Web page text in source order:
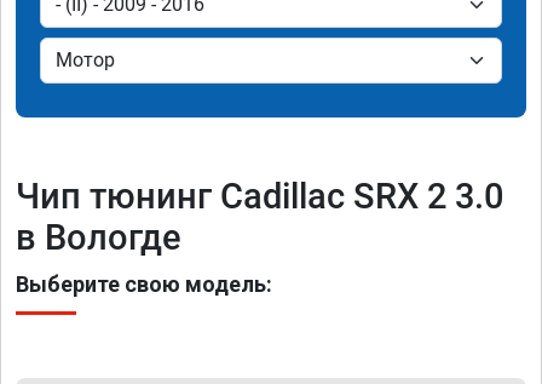
Чип тюнинг Cadillac SRX 2 3.0
в Вологде
Выберите свою модель: